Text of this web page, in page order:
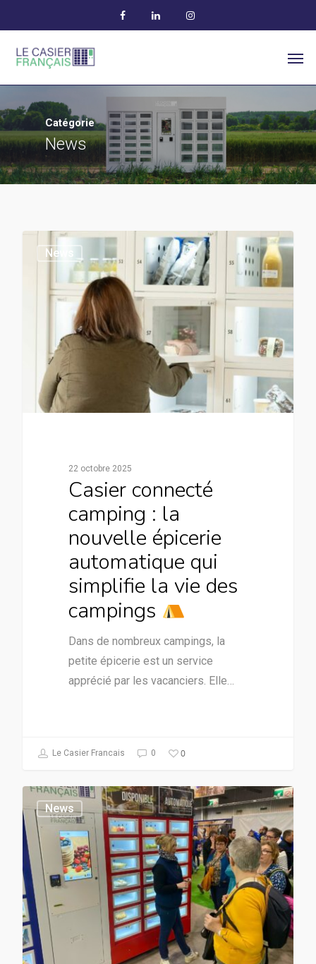
Catégorie
News
News
22 octobre 2025
Casier connecté
camping : la
nouvelle épicerie
automatique qui
simplifie la vie des
campings
Dans de nombreux campings, la
petite épicerie est un service
apprécié par les vacanciers. Elle…
Le Casier Francais 0 0
News